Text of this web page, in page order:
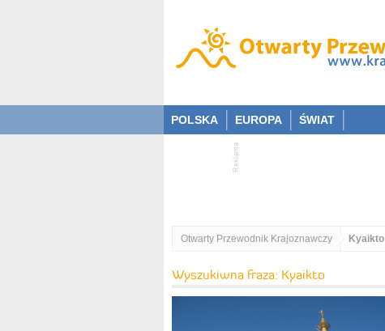
POLSKA EUROPA ŚWIAT
Otwarty Przewodnik Krajoznawczy Kyaikto
Wyszukiwna fraza: Kyaikto